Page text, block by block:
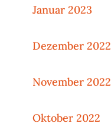
Januar 2023
Dezember 2022
November 2022
Oktober 2022